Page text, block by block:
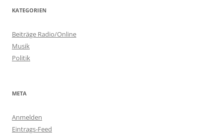
KATEGORIEN
Beiträge Radio/Online
Musik
Politik
META
Anmelden
Eintrags-Feed